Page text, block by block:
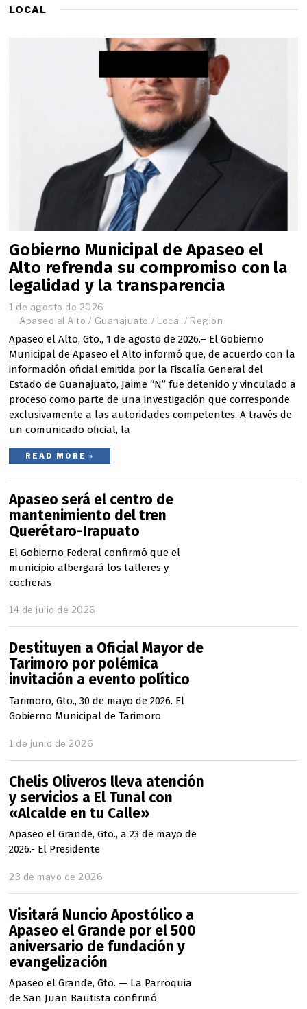
2
0
6
d
2
0
6
LOCAL
Gobierno Municipal de Apaseo el
Alto refrenda su compromiso con la
legalidad y la transparencia
1 de agosto de 2026
d
a
g
o
s
o
d
e
2
6
Apaseo el Alto / Guanajuato / Local / Región
Apaseo el Alto, Gto., 1 de agosto de 2026.– El Gobierno
Municipal de Apaseo el Alto informó que, de acuerdo con la
información oficial emitida por la Fiscalía General del
Estado de Guanajuato, Jaime “N” fue detenido y vinculado a
proceso como parte de una investigación que corresponde
exclusivamente a las autoridades competentes. A través de
un comunicado oficial, la
READ MORE »
Apaseo será el centro de
mantenimiento del tren
Querétaro-Irapuato
El Gobierno Federal confirmó que el
municipio albergará los talleres y
cocheras
14 de julio de 2026
Destituyen a Oficial Mayor de
Tarimoro por polémica
invitación a evento político
Tarimoro, Gto., 30 de mayo de 2026. El
Gobierno Municipal de Tarimoro
1 de junio de 2026
Chelis Oliveros lleva atención
y servicios a El Tunal con
«Alcalde en tu Calle»
Apaseo el Grande, Gto., a 23 de mayo de
2026.- El Presidente
23 de mayo de 2026
Visitará Nuncio Apostólico a
Apaseo el Grande por el 500
aniversario de fundación y
evangelización
Apaseo el Grande, Gto. — La Parroquia
de San Juan Bautista confirmó